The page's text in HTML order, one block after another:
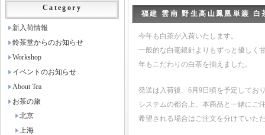
福建 雲南 野生高山鳳凰単叢 白
今年も白茶が入荷いたします。
一般的な白毫銀針よりもずっと優しく
年もこだわりの白茶を揃えました。
発送は入荷後、6月9日頃を予定してお
システムの都合上、本商品と一緒にご
希望される場合はご注文を分けていた
Category
新入荷情報
鈴茶堂からのお知らせ
Workshop
イベントのお知らせ
About Tea
お茶の旅
北京
上海